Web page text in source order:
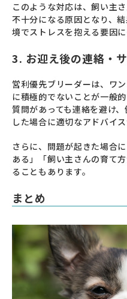
このような対応は、飼い主
不十分になる原因となり、
境でストレスを抱える要因に
3. お迎え後の連絡・
営利優先ブリーダーは、ワ
に積極的でないことが一般
質問があっても連絡を避け
した場合に適切なアドバイ
さらに、問題が起きた場合
ある」「飼い主さんの育て
ることもあります。
まとめ